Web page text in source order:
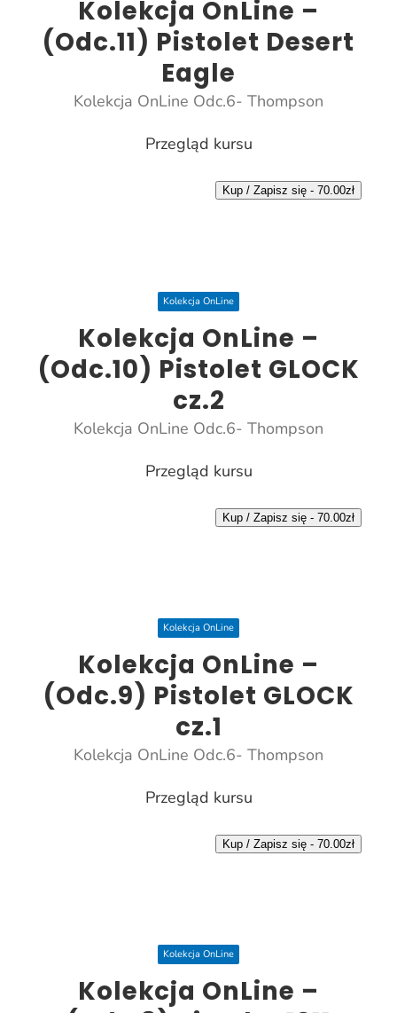
Kolekcja OnLine –
(Odc.11) Pistolet Desert
Eagle
Kolekcja OnLine Odc.6- Thompson
Przegląd kursu
Kup / Zapisz się - 70.00zł
Kolekcja OnLine
Kolekcja OnLine –
(Odc.10) Pistolet GLOCK
cz.2
Kolekcja OnLine Odc.6- Thompson
Przegląd kursu
Kup / Zapisz się - 70.00zł
Kolekcja OnLine
Kolekcja OnLine –
(Odc.9) Pistolet GLOCK
cz.1
Kolekcja OnLine Odc.6- Thompson
Przegląd kursu
Kup / Zapisz się - 70.00zł
Kolekcja OnLine
Kolekcja OnLine –